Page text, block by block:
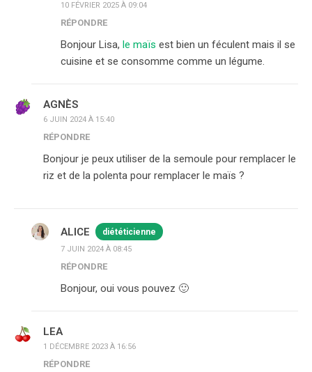
10 FÉVRIER 2025 À 09:04
RÉPONDRE
Bonjour Lisa, le maïs est bien un féculent mais il se
cuisine et se consomme comme un légume.
AGNÈS
6 JUIN 2024 À 15:40
RÉPONDRE
Bonjour je peux utiliser de la semoule pour remplacer le
riz et de la polenta pour remplacer le maïs ?
ALICE diététicienne
7 JUIN 2024 À 08:45
RÉPONDRE
Bonjour, oui vous pouvez 🙂
LEA
1 DÉCEMBRE 2023 À 16:56
RÉPONDRE